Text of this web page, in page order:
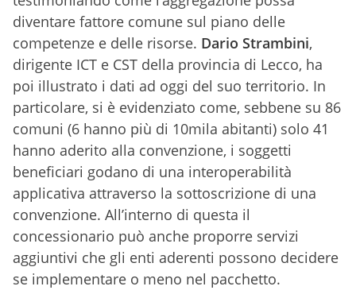
diventare fattore comune sul piano delle
competenze e delle risorse. Dario Strambini,
dirigente ICT e CST della provincia di Lecco, ha
poi illustrato i dati ad oggi del suo territorio. In
particolare, si è evidenziato come, sebbene su 86
comuni (6 hanno più di 10mila abitanti) solo 41
hanno aderito alla convenzione, i soggetti
beneficiari godano di una interoperabilità
applicativa attraverso la sottoscrizione di una
convenzione. All’interno di questa il
concessionario può anche proporre servizi
aggiuntivi che gli enti aderenti possono decidere
se implementare o meno nel pacchetto.